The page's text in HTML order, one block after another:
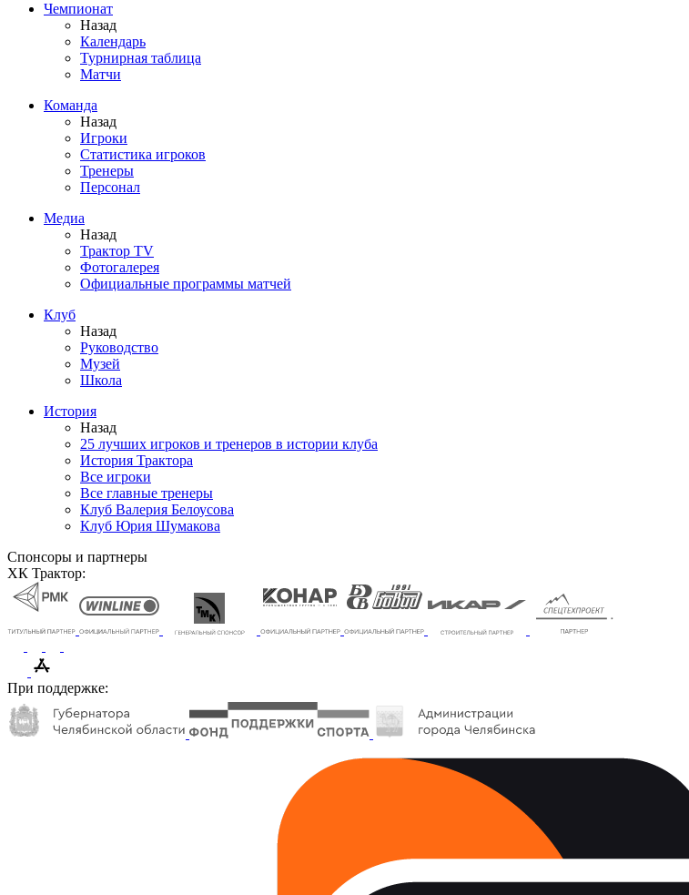
Чемпионат
Назад
Календарь
Турнирная таблица
Матчи
Команда
Назад
Игроки
Статистика игроков
Тренеры
Персонал
Медиа
Назад
Трактор TV
Фотогалерея
Официальные программы матчей
Клуб
Назад
Руководство
Музей
Школа
История
Назад
25 лучших игроков и тренеров в истории клуба
История Трактора
Все игроки
Все главные тренеры
Клуб Валерия Белоусова
Клуб Юрия Шумакова
Спонсоры и партнеры
ХК Трактор:
При поддержке: